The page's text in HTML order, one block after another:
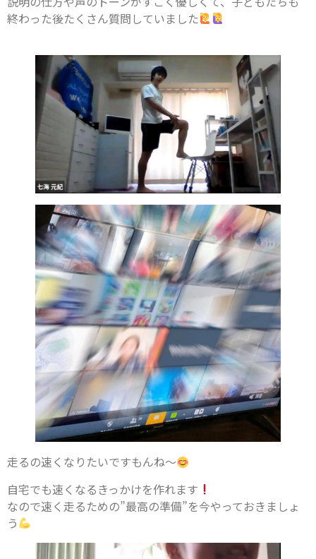
終わった後たくさん質問していました
走るの速くなりたいですもんね〜
自宅でも速くなるきっかけを作れます
なので速く走るための”最高の準備”を今やっておきましょ
う